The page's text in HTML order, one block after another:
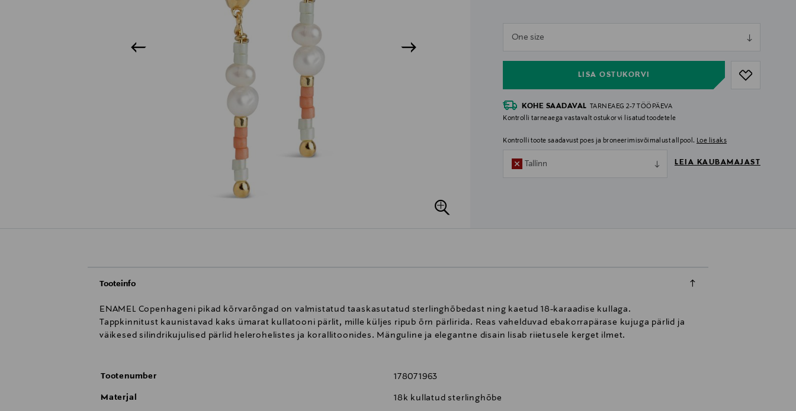
One size
LISA OSTUKORVI
null
KOHE SAADAVAL
TARNEAEG 2-7 TÖÖPÄEVA
Kontrolli tarneaega vastavalt ostukorvi lisatud toodetele
Kontrolli toote saadavust poes ja broneerimisvõimalust allpool. Loe lisaks
Tallinn LEIA KAUBAMAJAST
Tooteinfo
ENAMEL Copenhageni pikad kõrvarõngad on valmistatud taaskasutatud sterlinghõbedast ning kaetud 18-karaadise kullaga.
Tappkinnitust kaunistavad kaks ümarat kullatooni pärlit, mille küljes ripub õrn pärlirida. Reas vahelduvad ebakorrapärase kujuga pärlid ja
väikesed silindrikujulised pärlid helerohelistes ja korallitoonides. Mänguline ja elegantne disain lisab riietusele kerget ilmet.
Tootenumber 178071963
Materjal 18k kullatud sterlinghõbe